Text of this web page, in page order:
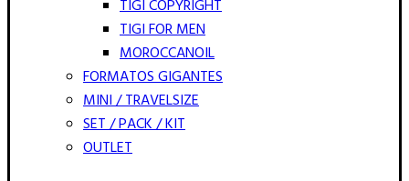
TIGI COPYRIGHT
TIGI FOR MEN
MOROCCANOIL
FORMATOS GIGANTES
MINI / TRAVELSIZE
SET / PACK / KIT
OUTLET